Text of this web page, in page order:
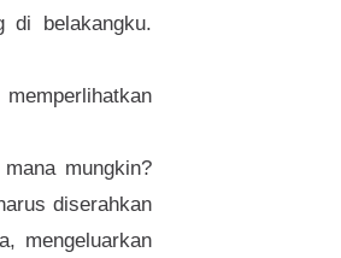
di belakangku.
mungkin?
diserahkan
mengeluarkan